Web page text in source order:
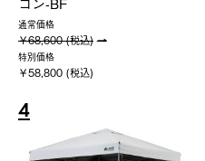
通常価格
￥68,600 (税込)
特別価格
￥58,800 (税込)
4